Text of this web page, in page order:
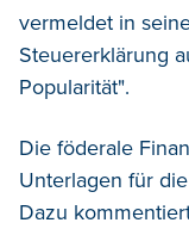
vermeldet in
Steuererklärung
Popularität".
Die föderale
Unterlagen für
Dazu